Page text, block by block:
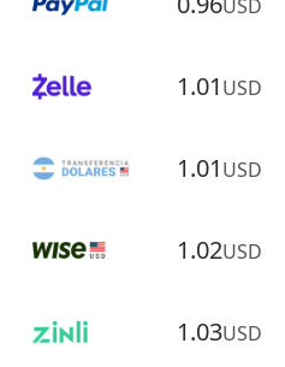
USD
1.01 USD
1.01 USD
1.02USD
1.03USD